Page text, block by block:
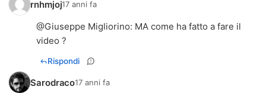
rnhmjoj17 anni fa
@Giuseppe Migliorino: MA come ha fatto a fare il
video ?
Rispondi
Sarodraco17 anni fa